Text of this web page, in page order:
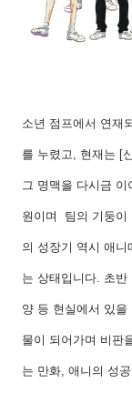
소년 점프에서 연재
를 누렸고, 현재는 [
그 명맥을 다시금
원이며 팀의 기둥이
의 성장기 역시 애니
는 상태입니다. 초
양 등 현실에서 있을
물이 되어가며 비판
는 만화, 애니의 성